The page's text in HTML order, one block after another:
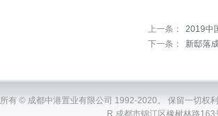
上一条：
2019中
下一条：
新邸落
有 © 成都中港置业有限公司 1992-2020。 保留一切
R.成都市锦江区橡树林路